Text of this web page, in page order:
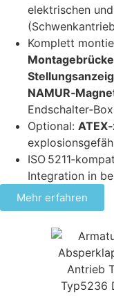
elektrischen
Komplett
Endschalter‑Box
Optional:
ISO
Integration in
Mehr erfahren